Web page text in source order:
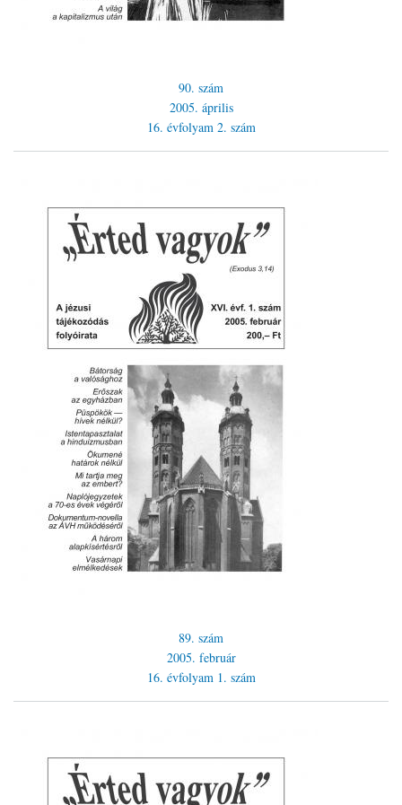
90. szám
2005. április
16. évfolyam 2. szám
89. szám
2005. február
16. évfolyam 1. szám